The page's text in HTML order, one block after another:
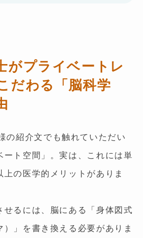
がプライベートレ
だわる「脳科学
の紹介文でも触れていただい
ート空間」。実は、これには単
上の医学的メリットがありま
せるには、脳にある「身体図式
）」を書き換える必要がありま